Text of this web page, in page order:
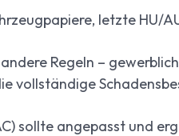
letzte HU/
Regeln –
vollständige
sollte angepasst und